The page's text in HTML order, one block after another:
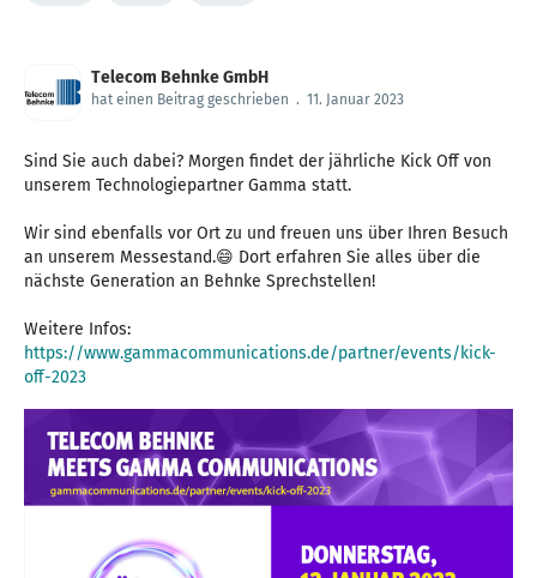
Telecom Behnke GmbH
hat einen Beitrag geschrieben . 11. Januar 2023
Sind Sie auch dabei? Morgen findet der jährliche Kick Off von
unserem Technologiepartner Gamma statt.
Wir sind ebenfalls vor Ort zu und freuen uns über Ihren Besuch
an unserem Messestand.😄 Dort erfahren Sie alles über die
nächste Generation an Behnke Sprechstellen!
Weitere Infos:
https://www.gammacommunications.de/partner/events/kick-
off-2023